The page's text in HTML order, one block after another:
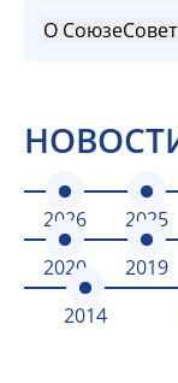
О Союзе
2026 2025
2020
2019
2014